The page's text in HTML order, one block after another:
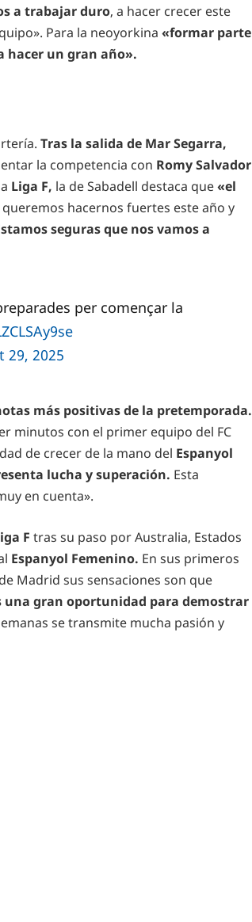
a trabajar duro, a hacer crecer este
Para la neoyorkina «formar parte
hacer un gran año».
Tras la salida de Mar Segarra,
la competencia con Romy Salvador
Liga F, la de Sabadell destaca que«el
hacernos fuertes este año y
seguras que nos vamos a
per començar la
29, 2025
más positivas de la pretemporada.
minutos con el primer equipo del FC
de crecer de la mano del Espanyol
lucha y superación. Esta
en cuenta».
F tras su paso por Australia, Estados
Espanyol Femenino. En sus primeros
Madrid sus sensaciones son que
una gran oportunidad para demostrar
se transmite mucha pasión y